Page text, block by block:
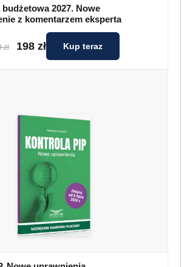
2027. Nowe
z komentarzem eksperta
zł 198 zł Kup teraz